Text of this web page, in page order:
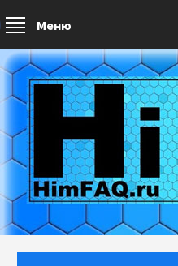
Меню